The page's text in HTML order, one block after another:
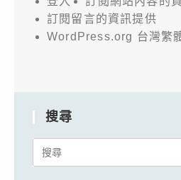
訂閱留言的資訊提供
WordPress.org 台灣繁
搜尋
Search